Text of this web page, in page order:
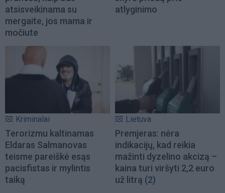
atsisveikinama su
mergaite, jos mama ir
močiute
atlyginimo
Kriminalai
Terorizmu kaltinamas
Eldaras Salmanovas
teisme pareiškė esąs
pacisfistas ir mylintis
taiką
Lietuva
Premjeras: nėra
indikacijų, kad reikia
mažinti dyzelino akcizą –
kaina turi viršyti 2,2 euro
už litrą (2)